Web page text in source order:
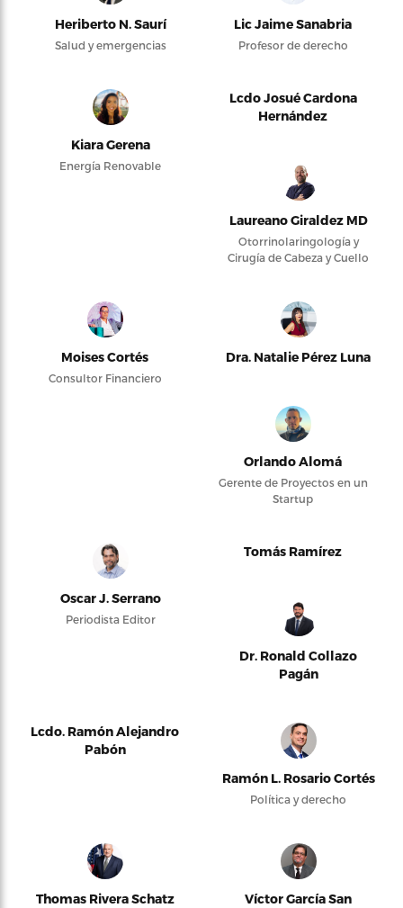
Heriberto N. Saurí
Salud y emergencias
Lic Jaime Sanabria
Profesor de derecho
Kiara Gerena
Energía Renovable
Lcdo Josué Cardona
Hernández
Laureano Giraldez MD
Otorrinolaringología y
Cirugía de Cabeza y Cuello
Moises Cortés
Consultor Financiero
Dra. Natalie Pérez Luna
Orlando Alomá
Gerente de Proyectos en un
Startup
Oscar J. Serrano
Periodista Editor
Tomás Ramírez
Dr. Ronald Collazo
Pagán
Lcdo. Ramón Alejandro
Pabón
Ramón L. Rosario Cortés
Política y derecho
Thomas Rivera Schatz
Víctor García San